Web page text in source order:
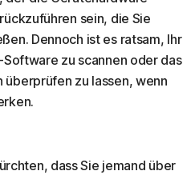
sein, die Sie
Dennoch ist es ratsam, Ihr
zu scannen oder das
zu lassen, wenn
dass Sie jemand über